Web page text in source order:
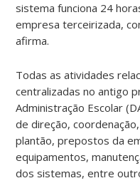
sistema funciona 24
empresa terceirizada,
afirma.
Todas as atividades
centralizadas no antigo
Administração Escolar
de direção,
plantão, prepostos da
equipamentos,
dos sistemas, entre